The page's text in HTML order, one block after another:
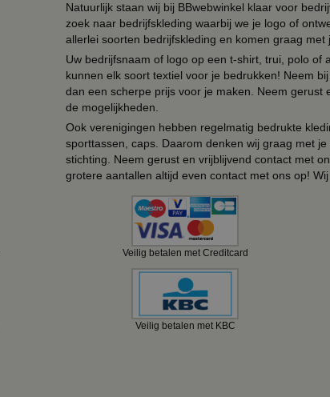
Natuurlijk staan wij bij BBwebwinkel klaar voor
zoek naar bedrijfskleding waarbij we je logo of
allerlei soorten bedrijfskleding en komen graag
Uw bedrijfsnaam of logo op een t-shirt, trui, polo of
kunnen elk soort textiel voor je bedrukken! Neem
dan een scherpe prijs voor je maken. Neem
de mogelijkheden.
Ook verenigingen hebben regelmatig bedrukte
sporttassen, caps. Daarom denken wij graag met
stichting. Neem gerust en vrijblijvend contact met
grotere aantallen altijd even contact met ons op!
Veilig betalen met Creditcard
Veilig betalen met KBC